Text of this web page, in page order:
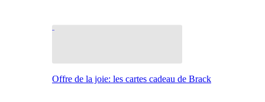
Offre de la joie: les cartes cadeau de Brack